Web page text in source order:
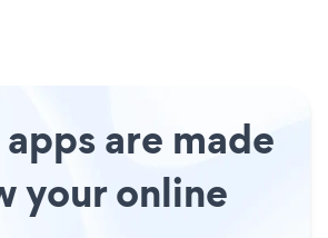
are made
your online